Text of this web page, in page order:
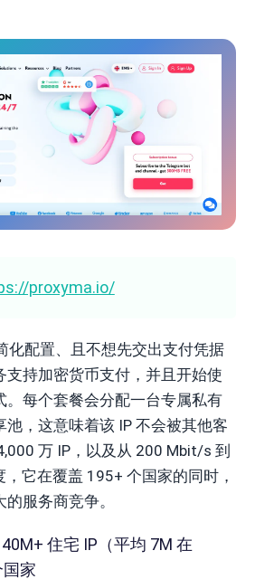
proxyma.io/
化配置、且不想先交出支付凭据
支持加密货币支付，并且开始使
。每个套餐会分配一台专属私有
池，这意味着该 IP 不会被其他客
万 IP，以及从 200 Mbit/s 到
它在覆盖 195+ 个国家的同时，
服务商竞争。
40M+ 住宅 IP（平均 7M 在
家